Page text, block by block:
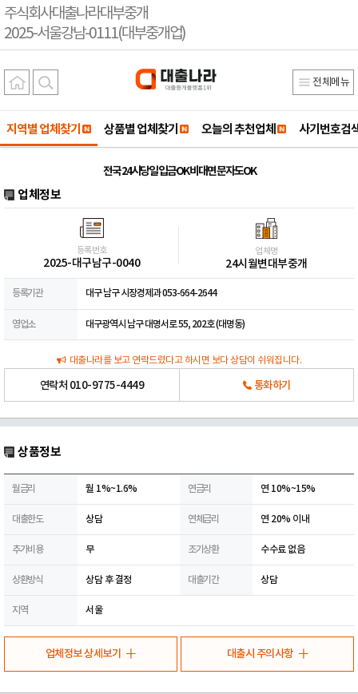
주식회사대출나라대부중개
2025-서울강남-0111(대부중개업)
전체메뉴
지역별 업체찾기 상품별 업체찾기 오늘의 추천업체 사기번호검
전국 24시당일 입금OK 비대면 문자도OK
업체정보
등록번호
2025-대구남구-0040
업체명
24시월변대부중개
등록기관 대구 남구 시장경제과 053-664-2644
영업소 대구광역시 남구 대명서로 55, 202호 (대명동)
대출나라를 보고 연락드렸다고 하시면 보다 상담이 쉬워집니다.
연락처 010-9775-4449 통화하기
상품정보
월금리 월 1%~1.6% 연금리 연 10%~15%
대출한도 상담 연체금리 연 20% 이내
추가비용 무 조기상환 수수료 없음
상환방식 상담 후 결정 대출기간 상담
지역 서울
업체정보 상세보기 대출시 주의사항